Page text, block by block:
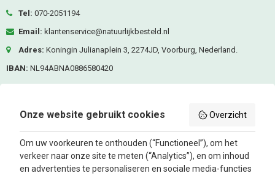
Tel: 070-2051194
Email: klantenservice@natuurlijkbesteld.nl
Adres: Koningin Julianaplein 3, 2274JD, Voorburg, Nederland.
IBAN: NL94ABNA0886580420
KVK-nummer:80476287
Volg ons
FacebookInstagram
Onze website gebruikt cookies Overzicht
Om uw voorkeuren te onthouden (“Functioneel”), om het
verkeer naar onze site te meten (“Analytics”), en om inhoud
en advertenties te personaliseren en sociale media-functies